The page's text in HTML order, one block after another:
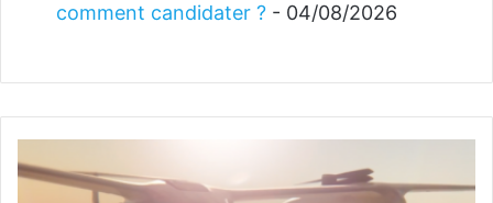
comment candidater ? - 04/08/2026